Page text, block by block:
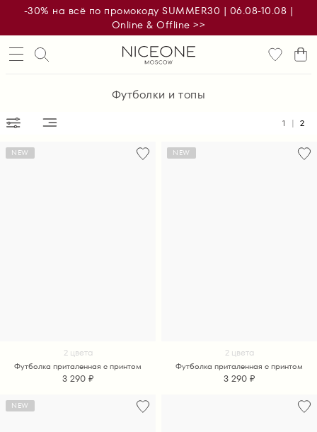
-30% на всё по промокоду SUMMER30 | 06.08-10.08 |
Online & Offline >>
Футболки и топы
1 2
NEW
2 цвета
Футболка приталенная с принтом
3 290 ₽
NEW
2 цвета
Футболка приталенная с принтом
3 290 ₽
NEW